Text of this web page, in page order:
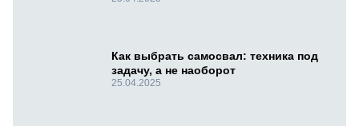
Как выбрать самосвал: техника под
задачу, а не наоборот
25.04.2025